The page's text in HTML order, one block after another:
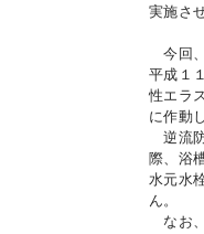
サステナビリティ
実施さ
今回
平成１
性エラ
に作動
逆流
際、浴
水元水
ん。
なお